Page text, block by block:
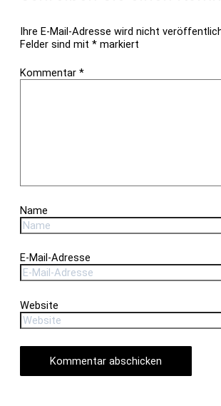
Ihre E-Mail-Adresse wird nicht
Felder sind mit * markiert
Kommentar *
Name
E-Mail-Adresse
Website